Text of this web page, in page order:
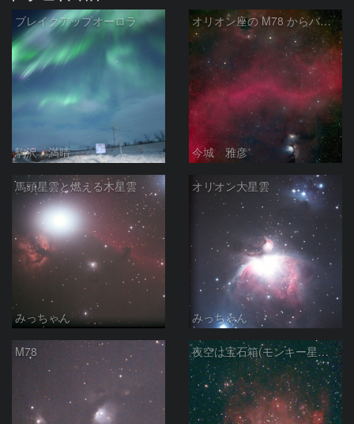
ブレイクアップオーロラ
駒沢 満晴
オリオン座の M78 からバーナードループをまたいで LDN1622あたり
今城 雅彦
馬頭星雲と燃える木星雲
みっちゃん
オリオン大星雲
みっちゃん
M78 夜空は宝石箱(モンキー星雲 NGC2174) Seestar50